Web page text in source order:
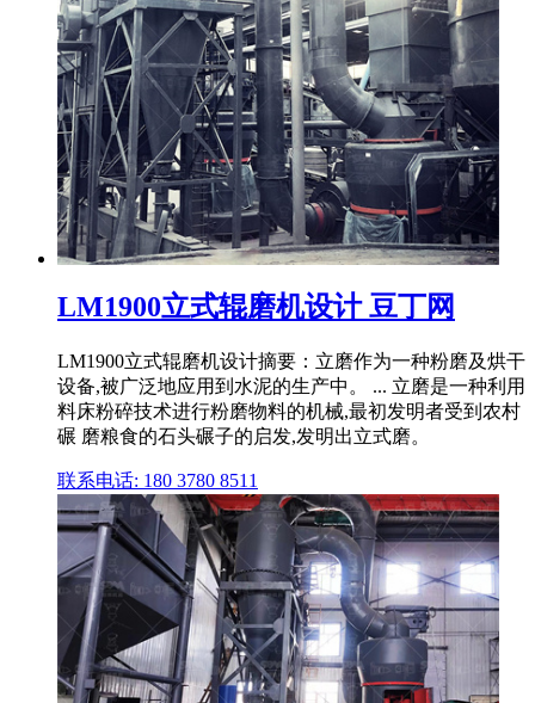
LM1900立式辊磨机设计 豆丁网
LM1900立式辊磨机设计摘要：立磨作为一种粉磨及烘干
设备,被广泛地应用到水泥的生产中。 ... 立磨是一种利用
料床粉碎技术进行粉磨物料的机械,最初发明者受到农村
碾 磨粮食的石头碾子的启发,发明出立式磨。
联系电话: 180 3780 8511